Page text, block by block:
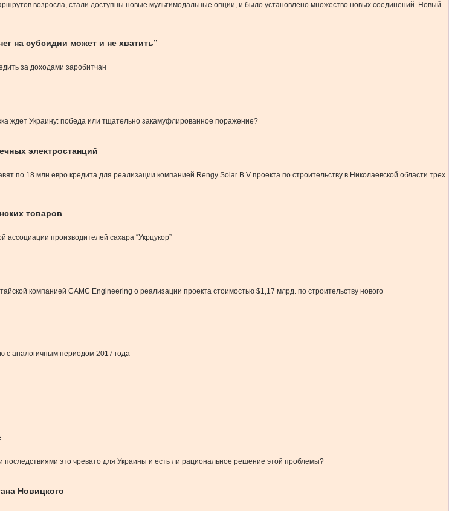
возросла, стали доступны новые мультимодальные опции, и было установлено множество новых соединений. Новый
на субсидии может и не хватить”
за доходами заробитчан
ждет Украину: победа или тщательно закамуфлированное поражение?
электростанций
по 18 млн евро кредита для реализации компанией Rengy Solar B.V проекта по строительству в Николаевской области трех
товаров
ассоциации производителей сахара “Укрцукор”
компанией CAMC Engineering о реализации проекта стоимостью $1,17 млрд. по строительству нового
с аналогичным периодом 2017 года
это чревато для Украины и есть ли рациональное решение этой проблемы?
Новицкого